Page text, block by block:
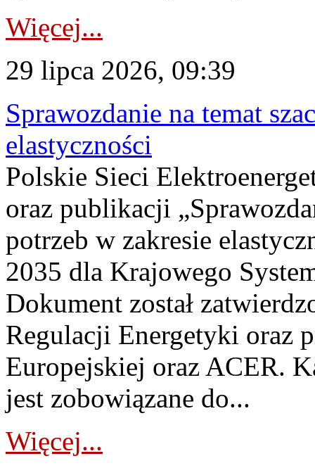
Więcej...
29 lipca 2026, 09:39
Sprawozdanie na temat
elastyczności
Polskie Sieci
oraz publikacji
potrzeb w zakresie
2035 dla Krajowego
Dokument został
Regulacji Energetyki oraz
Europejskiej oraz ACER.
jest zobowiązane do...
Więcej...